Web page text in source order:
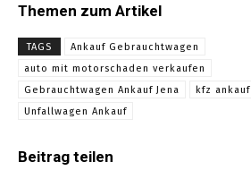
Themen zum Artikel
TAGS
Ankauf Gebrauchtwagen
auto mit motorschaden verkaufen
Gebrauchtwagen Ankauf Jena
kfz ankauf
Unfallwagen Ankauf
Beitrag teilen